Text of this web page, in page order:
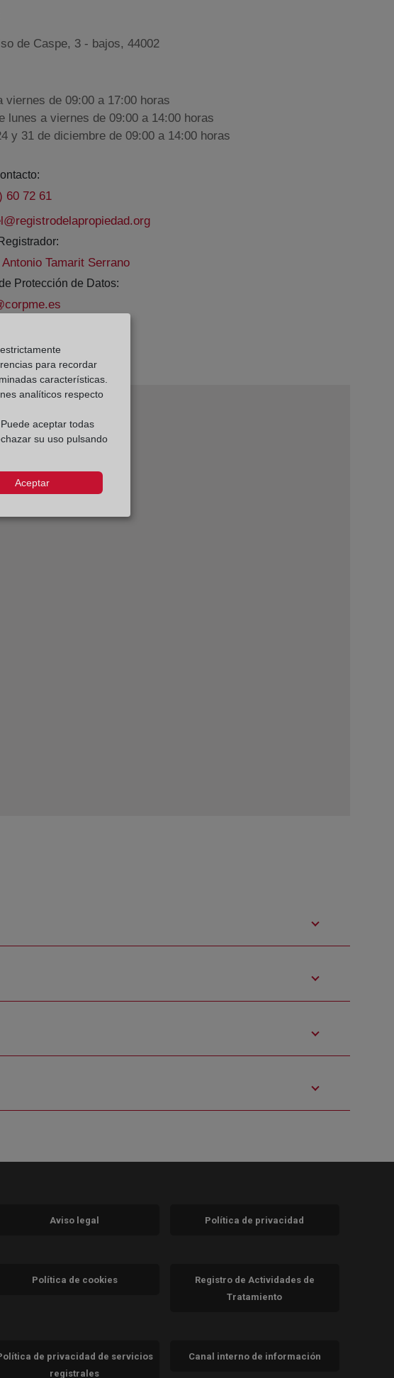
de Caspe, 3 - bajos, 44002
viernes de 09:00 a 17:00 horas
lunes a viernes de 09:00 a 14:00 horas
y 31 de diciembre de 09:00 a 14:00 horas
60 72 61
Tamarit Serrano
Protección de Datos:
ventana nueva)
en ventana nueva)
ventana nueva)
Aviso legal Política de privacidad
Política de cookies
Registro de Actividades de
Tratamiento
de privacidad de servicios
registrales
Canal interno de información
para recordar
características.
analíticos respecto
aceptar todas
su uso pulsando
Aceptar